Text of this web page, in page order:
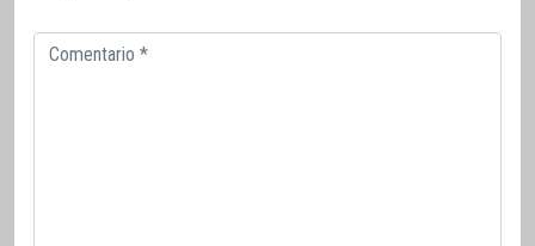
Comentario